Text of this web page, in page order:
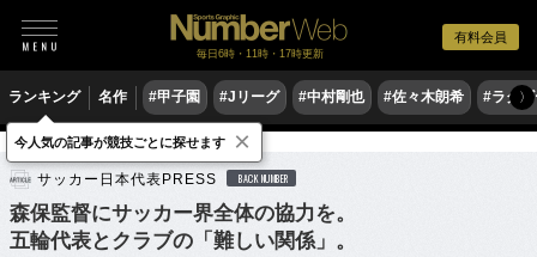
有料会員
毎日6時・11時・17時更新
ランキング 名作 #甲子園 #Jリーグ #中村剛也 #佐々木朗希 #ラグ〉
サッカー サッカー日本代表
サッカー日本代表PRESS BACK NUMBER
森保監督にサッカー界全体の協力を。
五輪代表とクラブの「難しい関係」。
今人気の記事が競技ごとに探せます ×